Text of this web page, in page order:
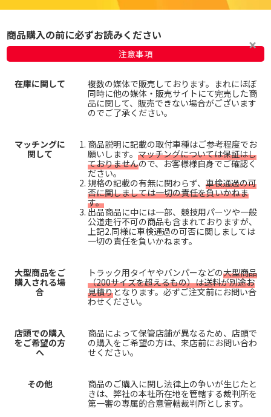
商品購入の前に必ずお読みください
注意事項
在庫に関して
複数の媒体で販売しております。まれにほぼ
同時に他の媒体・販売サイトにて完売した商
品に関して、販売できない場合がございます
のでご了承ください。
マッチングに
関して
商品説明に記載の取付車種はご参考程度でお
願いします。 マッチングについては保証はし
ておりませんので、お客様様自身でご確認く
ださい。
規格の記載の有無に関わらず、 車検通過の可
否に関しましては一切の責任を負いかねま
す。
出品商品に中には一部、競技用パーツや一般
公道走行不可の商品も含まれておりますが、
上記2.同様に車検通過の可否に関しましては
一切の責任を負いかねます。
大型商品をご
購入される場
合
トラック用タイヤやバンパーなどの大型商品
（200サイズを超えるもの）は送料が別途お
見積りとなります。必ずご注文前にお問い合
わせください。
店頭での購入
をご希望の方
へ
商品によって保管店舗が異なるため、店頭で
の購入をご希望の方は、来店前にお問い合わ
せください。
その他
商品のご購入に関し法律上の争いが生じたと
きは、弊社の本社所在地を管轄する裁判所を
第一審の専属的合意管轄裁判所とします。